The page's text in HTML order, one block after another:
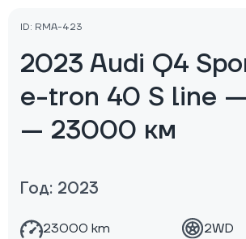
ID: RMA-423
2023 Audi Q4
e-tron 40 S line
— 23000 км
Год: 2023
23000 km 2WD